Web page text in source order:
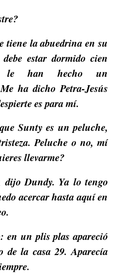
tiene la abuedrina en su
estar dormido cien
le han hecho un
ha dicho Petra-Jesús
es para mí.
Sunty es un peluche,
Peluche o no, mí
llevarme?
dijo Dundy. Ya lo tengo
acercar hasta aquí en
en un plis plas apareció
de la casa 29. Aparecía